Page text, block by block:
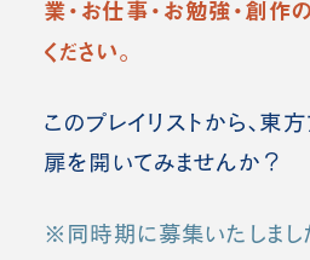
業・お仕事・お勉強・創
ください。
このプレイリストから、東
扉を開いてみませんか？
※同時期に募集いたしまし